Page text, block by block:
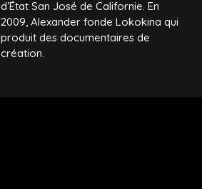
d’État San José de Californie. En
2009, Alexander fonde Lokokina qui
produit des documentaires de
création.